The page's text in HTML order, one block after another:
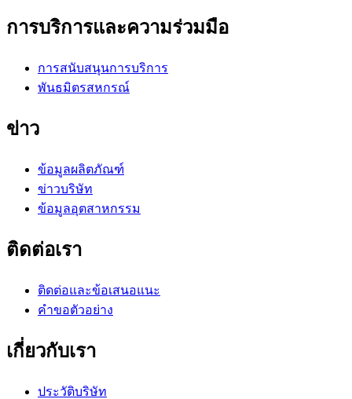
การบริการและความร่วมมือ
การสนับสนุนการบริการ
พันธมิตรสหกรณ์
ข่าว
ข้อมูลผลิตภัณฑ์
ข่าวบริษัท
ข้อมูลอุตสาหกรรม
ติดต่อเรา
ติดต่อและข้อเสนอแนะ
คำขอตัวอย่าง
เกี่ยวกับเรา
ประวัติบริษัท